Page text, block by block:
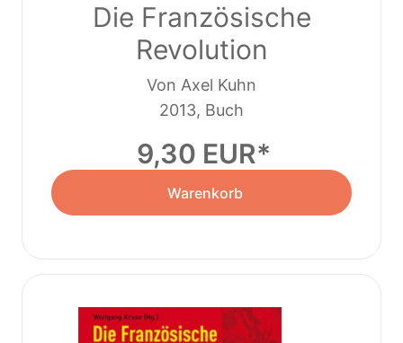
Die Französische
Revolution
Von Axel Kuhn
2013, Buch
9,30 EUR
Warenkorb